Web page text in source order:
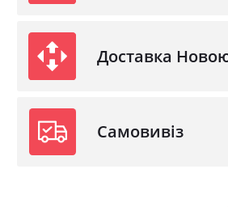
Доставка
Самовивіз